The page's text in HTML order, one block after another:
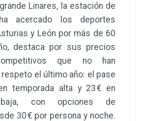
Linares, la estación de
acercado los deportes
y León por más de 60
destaca por sus precios
que no han
el último año: el pase
temporada alta y 23 € en
baja, con opciones de
30 € por persona y noche.